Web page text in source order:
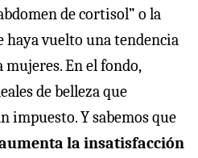
de cortisol” o la
haya vuelto una tendencia
En el fondo,
de belleza que
impuesto. Y sabemos que
la insatisfacción